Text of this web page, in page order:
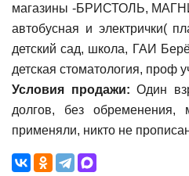
магазины -БРИСТОЛЬ,
автобусная и электрички(
детский сад, школа, ГАИ
детская стоматология, проф
Условия продажи: Один
долгов, без обременения,
применяли, никто не